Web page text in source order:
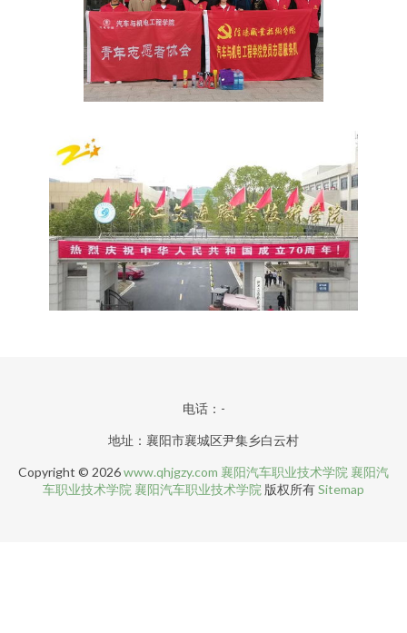
电话：-
地址：襄阳市襄城区尹集乡白云村
Copyright © 2026www.qhjgzy.com 襄阳汽车职业技术学院 襄阳汽
车职业技术学院 襄阳汽车职业技术学院 版权所有Sitemap